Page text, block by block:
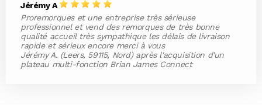
Jérémy A
Proremorques et une entreprise très sérieuse
professionnel et vend des remorques de très bonne
qualité accueil très sympathique les délais de livraison
rapide et sérieux encore merci à vous
Jérémy A. (Leers, 59115, Nord) après l'acquisition d'un
plateau multi-fonction Brian James Connect